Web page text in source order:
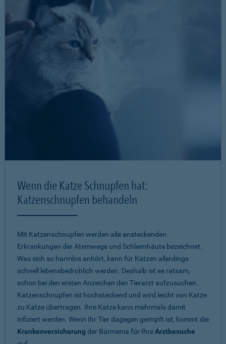
Wenn die Katze Schnupfen hat:
Katzenschnupfen behandeln
Mit Katzenschnupfen werden alle ansteckenden
Erkrankungen der Atemwege und Schleimhäute bezeichnet.
Was sich so harmlos anhört, kann für Katzen allerdings
schnell lebensbedrohlich werden. Deshalb ist es ratsam,
schon bei den ersten Anzeichen den Tierarzt aufzusuchen.
Katzenschnupfen ist hochsteckend und wird leicht von Katze
zu Katze übertragen. Ihre Katze kann mehrmals damit
infiziert werden. Wenn Ihr Tier dagegen geimpft ist, kommt die
Krankenversicherung der Barmenia für IhreArztbesuche